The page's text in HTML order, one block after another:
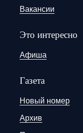
Вакансии
Это интересно
Афиша
Газета
Новый номер
Архив